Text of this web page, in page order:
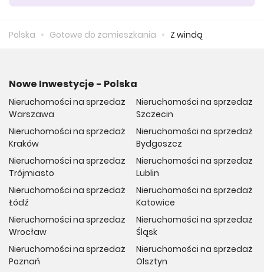
Polska Gotowe do zamieszkania Z windą
Nowe Inwestycje - Polska
Nieruchomości na sprzedaż
Warszawa
Nieruchomości na sprzedaż
Kraków
Nieruchomości na sprzedaż
Trójmiasto
Nieruchomości na sprzedaż
Łódź
Nieruchomości na sprzedaż
Wrocław
Nieruchomości na sprzedaż
Poznań
Nieruchomości na sprzedaż
Szczecin
Nieruchomości na sprzedaż
Bydgoszcz
Nieruchomości na sprzedaż
Lublin
Nieruchomości na sprzedaż
Katowice
Nieruchomości na sprzedaż
Śląsk
Nieruchomości na sprzedaż
Olsztyn